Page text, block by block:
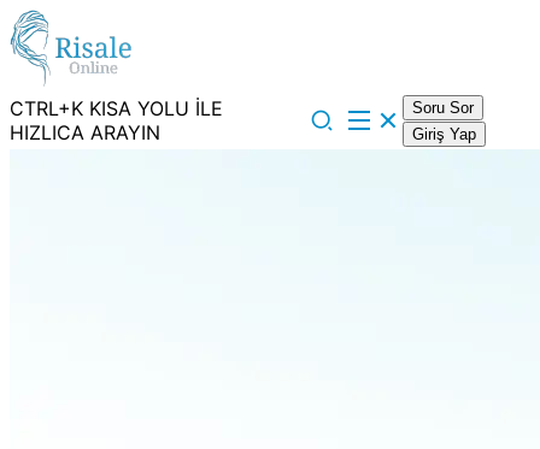
CTRL+K KISA YOLU İLE
HIZLICA ARAYIN
Soru Sor
Giriş Yap